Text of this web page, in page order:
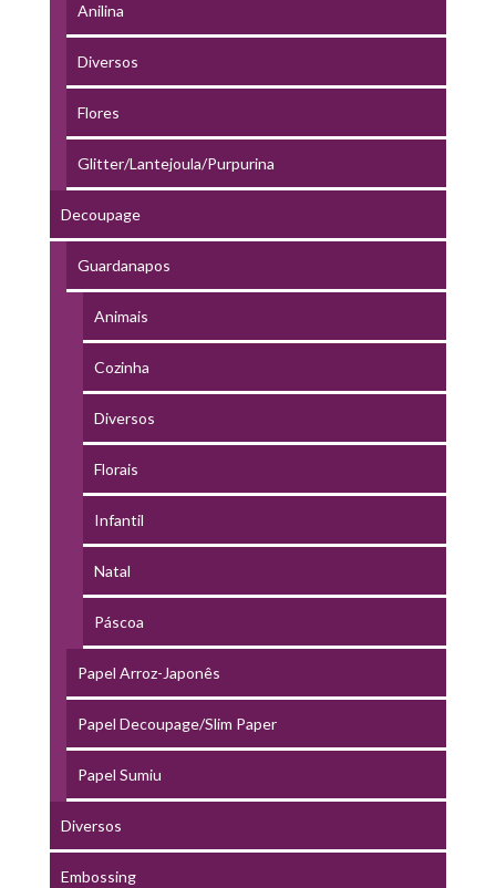
Anilina
Diversos
Flores
Glitter/Lantejoula/Purpurina
Decoupage
Guardanapos
Animais
Cozinha
Diversos
Florais
Infantil
Natal
Páscoa
Papel Arroz-Japonês
Papel Decoupage/Slim Paper
Papel Sumiu
Diversos
Embossing